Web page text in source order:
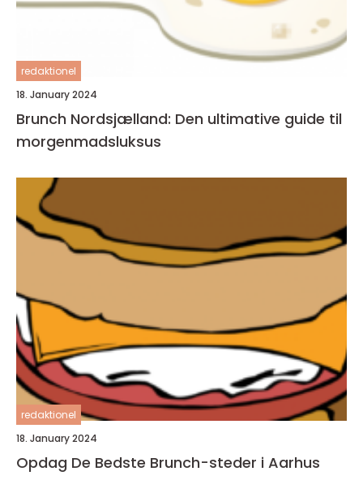
redaktionel
18. January 2024
Brunch Nordsjælland: Den ultimative guide til
morgenmadsluksus
redaktionel
18. January 2024
Opdag De Bedste Brunch-steder i Aarhus